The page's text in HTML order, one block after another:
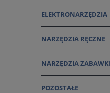
ELEKTRONARZĘDZIA
NARZĘDZIA RĘCZNE
NARZĘDZIA ZABAWKI
POZOSTAŁE